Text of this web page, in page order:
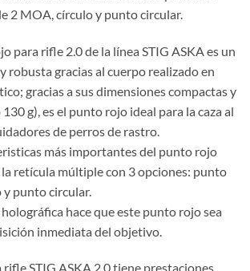
2 MOA, círculo y punto circular.
para rifle 2.0 de la línea STIG ASKA es un
robusta gracias al cuerpo realizado en
gracias a sus dimensiones compactas y
g), es el punto rojo ideal para la caza al
de perros de rastro.
más importantes del punto rojo
la retícula múltiple con 3 opciones: punto
punto circular.
hace que este punto rojo sea
inmediata del objetivo.
STIG ASKA 2.0 tiene prestaciones